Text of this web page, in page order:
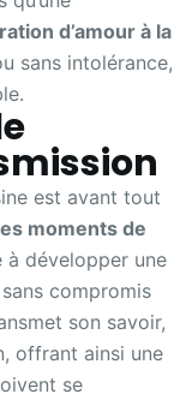
d’amour à la
sans intolérance,
est avant tout
moments de
à développer une
compromis
son savoir,
offrant ainsi une
se